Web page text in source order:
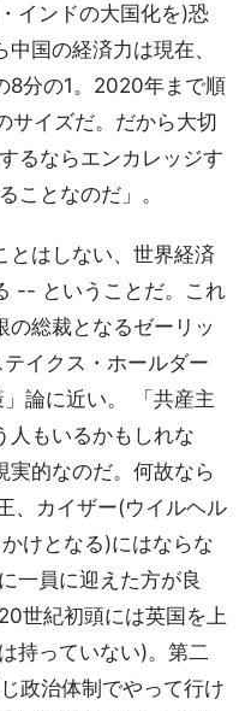
インドの大国化を)恐
国の経済力は現在、
8分の1。2020年まで順
サイズだ。だから大切
るならエンカレッジす
ことなのだ」。
とはしない、世界経済
-- ということだ。これ
の総裁となるゼーリッ
イクス・ホールダー
論に近い。 「共産主
人もいるかもしれな
実的なのだ。何故なら
、カイザー(ウイルヘル
けとなる)にはならな
一員に迎えた方が良
世紀初頭には英国を上
持っていない)。第二
政治体制でやって行け